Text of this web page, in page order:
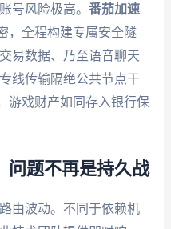
号风险极高。 番茄加速
，全程构建专属安全隧
易数据、乃至语音聊天
线传输隔绝公共节点干
游戏财产如同存入银行保
问题不再是持久战
由波动。不同于依赖机